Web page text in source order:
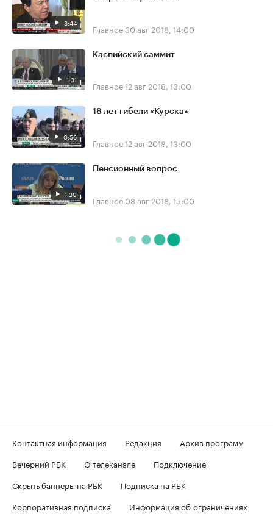
3:44 Главное30 авг 2018, 14:00
1:31
Каспийский саммит
Главное12 авг 2018, 13:00
0:56
18 лет гибели «Курска»
Главное12 авг 2018, 13:00
1:30
Пенсионный вопрос
Главное 08 авг 2018, 15:00
Контактная информация Редакция
Архив программ
Вечерний РБК
О телеканале
Подключение
Скрыть баннеры на РБК
Подписка на РБК
Корпоративная подписка
Информация об ограничениях